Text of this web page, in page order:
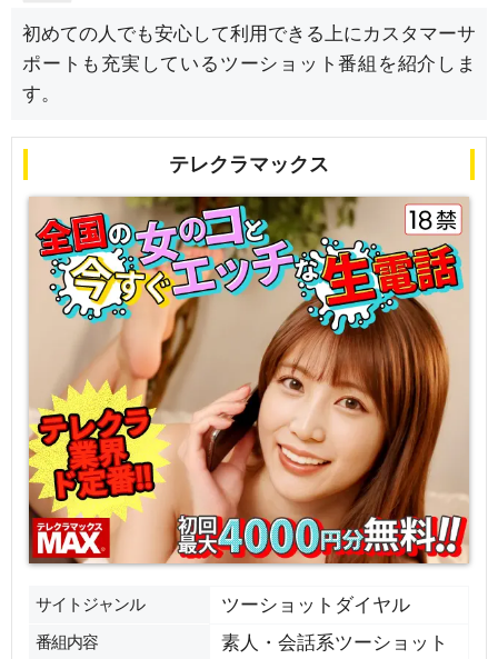
初めての人でも安心して利用できる上にカスタマーサ
ポートも充実しているツーショット番組を紹介しま
す。
テレクラマックス
サイトジャンル ツーショットダイヤル
番組内容 素人・会話系ツーショット